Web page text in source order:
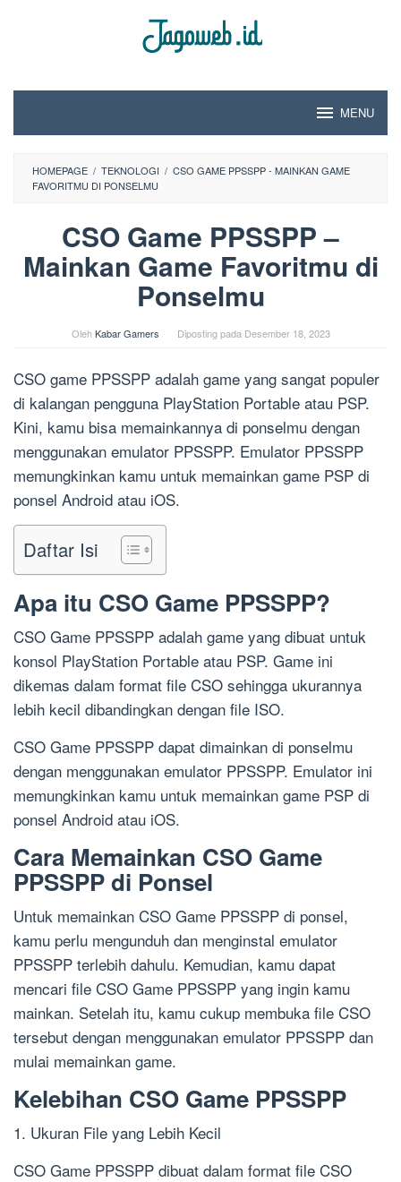
MENU
HOMEPAGE / TEKNOLOGI / CSO GAME PPSSPP - MAINKAN GAME
FAVORITMU DI PONSELMU
CSO Game PPSSPP –
Mainkan Game Favoritmu di
Ponselmu
OlehKabar Gamers Diposting pada Desember 18, 2023
CSO game PPSSPP adalah game yang sangat populer
di kalangan pengguna PlayStation Portable atau PSP.
Kini, kamu bisa memainkannya di ponselmu dengan
menggunakan emulator PPSSPP. Emulator PPSSPP
memungkinkan kamu untuk memainkan game PSP di
ponsel Android atau iOS.
Daftar Isi
Apa itu CSO Game PPSSPP?
CSO Game PPSSPP adalah game yang dibuat untuk
konsol PlayStation Portable atau PSP. Game ini
dikemas dalam format file CSO sehingga ukurannya
lebih kecil dibandingkan dengan file ISO.
CSO Game PPSSPP dapat dimainkan di ponselmu
dengan menggunakan emulator PPSSPP. Emulator ini
memungkinkan kamu untuk memainkan game PSP di
ponsel Android atau iOS.
Cara Memainkan CSO Game
PPSSPP di Ponsel
Untuk memainkan CSO Game PPSSPP di ponsel,
kamu perlu mengunduh dan menginstal emulator
PPSSPP terlebih dahulu. Kemudian, kamu dapat
mencari file CSO Game PPSSPP yang ingin kamu
mainkan. Setelah itu, kamu cukup membuka file CSO
tersebut dengan menggunakan emulator PPSSPP dan
mulai memainkan game.
Kelebihan CSO Game PPSSPP
1. Ukuran File yang Lebih Kecil
CSO Game PPSSPP dibuat dalam format file CSO